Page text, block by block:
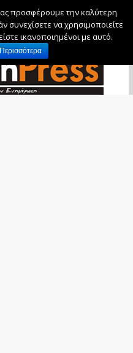
2026
προσφέρουμε την καλύτερη
συνεχίσετε να χρησιμοποιείτε
ικανοποιημένοι με αυτό.
Περισσότερα